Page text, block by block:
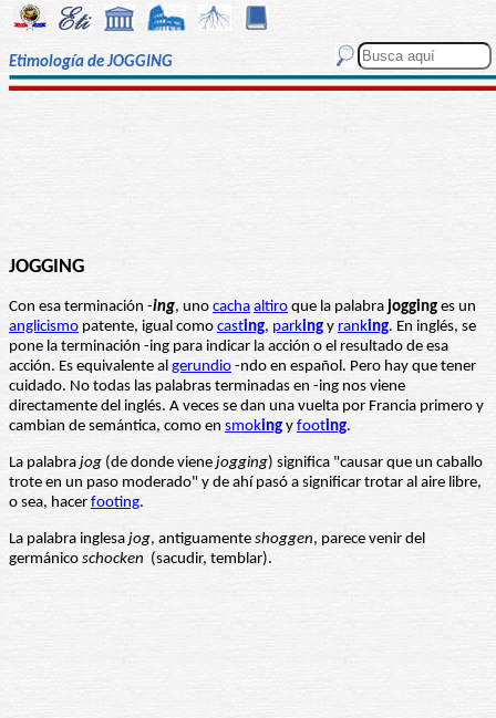
Etimología de JOGGING
JOGGING
Con esa terminación -ing, uno cacha altiro que la palabra jogging es un
anglicismo patente, igual como casting, parking y ranking. En inglés, se
pone la terminación -ing para indicar la acción o el resultado de esa
acción. Es equivalente al gerundio -ndo en español. Pero hay que tener
cuidado. No todas las palabras terminadas en -ing nos viene
directamente del inglés. A veces se dan una vuelta por Francia primero y
cambian de semántica, como en smoking y footing.
La palabra jog (de donde viene jogging) significa "causar que un caballo
trote en un paso moderado" y de ahí pasó a significar trotar al aire libre,
o sea, hacer footing.
La palabra inglesa jog, antiguamente shoggen, parece venir del
germánico schocken (sacudir, temblar).